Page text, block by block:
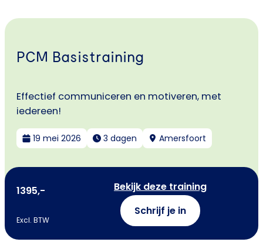
PCM Basistraining
Effectief communiceren en motiveren, met
iedereen!
19 mei 2026 3 dagen Amersfoort
1395,-
Excl. BTW
Bekijk deze training
Schrijf je in